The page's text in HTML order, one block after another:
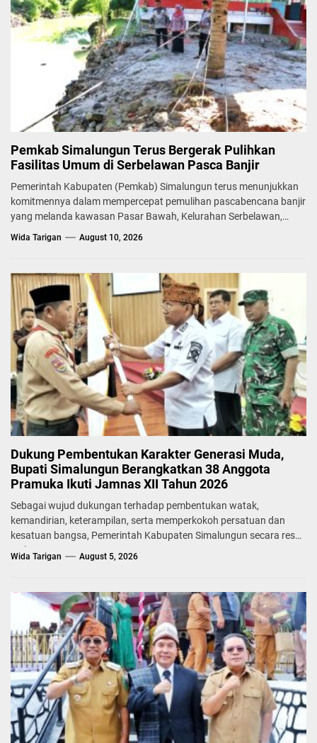
Pemkab Simalungun Terus Bergerak Pulihkan
Fasilitas Umum di Serbelawan Pasca Banjir
Pemerintah Kabupaten (Pemkab) Simalungun terus menunjukkan
komitmennya dalam mempercepat pemulihan pascabencana banjir
yang melanda kawasan Pasar Bawah, Kelurahan Serbelawan,
Kecamatan...
Wida Tarigan August 10, 2026
Dukung Pembentukan Karakter Generasi Muda,
Bupati Simalungun Berangkatkan 38 Anggota
Pramuka Ikuti Jamnas XII Tahun 2026
Sebagai wujud dukungan terhadap pembentukan watak,
kemandirian, keterampilan, serta memperkokoh persatuan dan
kesatuan bangsa, Pemerintah Kabupaten Simalungun secara resmi
melepas...
Wida Tarigan August 5, 2026